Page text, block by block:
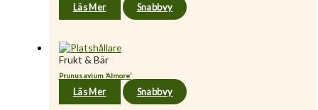
Läs Mer Snabbvy
Frukt & Bär
Prunus avium ’Almore’
Läs Mer Snabbvy